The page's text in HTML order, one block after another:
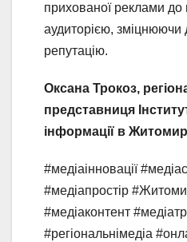
прихованої реклами до
аудиторією, зміцнюючи
репутацію.
Оксана Трокоз,
представниця
інформації в
#медіаінновації
#медіапростір
#медіаконтент
#регіональнімедіа